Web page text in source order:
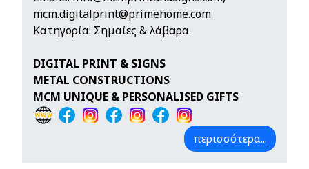
mcm.digitalprint@primehome.com
Κατηγορία: Σημαίες & λάβαρα
DIGITAL PRINT & SIGNS
METAL CONSTRUCTIONS
MCM UNIQUE & PERSONALISED GIFTS
περισσότερα...